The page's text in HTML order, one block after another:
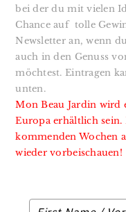
bei der du mit vielen
Chance auf tolle
Newsletter an, wenn
auch in den Genuss
möchtest. Eintragen
unten.
Mon Beau Jardin wird
Europa erhältlich sein.
kommenden Wochen
wieder vorbeischauen!